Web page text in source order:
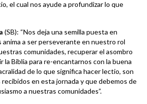
el cual nos ayude a profundizar lo que
(SB): “Nos deja una semilla puesta en
anima a ser perseverante en nuestro rol
comunidades, recuperar el asombro
la Biblia para re-encantarnos con la buena
de lo que significa hacer lectio, son
en esta jornada y que debemos de
a nuestras comunidades”.